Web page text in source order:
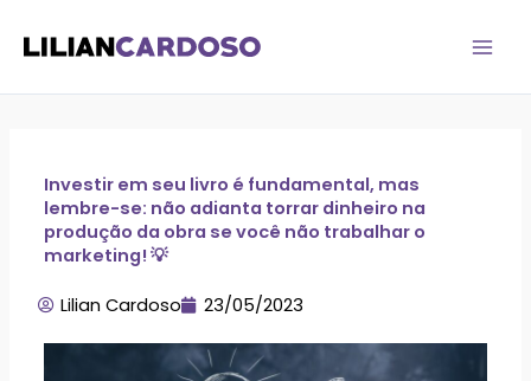
para
conteúdo
Investir em seu livro é fundamental, mas
lembre-se: não adianta torrar dinheiro na
produção da obra se você não trabalhar o
marketing! 💡
Lilian Cardoso 23/05/2023